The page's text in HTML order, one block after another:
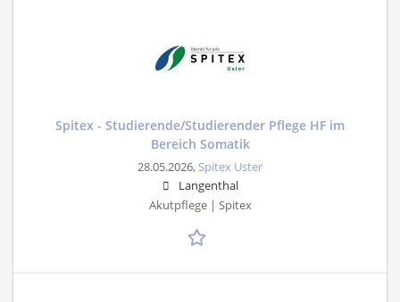
Spitex - Studierende/Studierender Pflege HF im
Bereich Somatik
28.05.2026, Spitex Uster
Langenthal
Akutpflege | Spitex